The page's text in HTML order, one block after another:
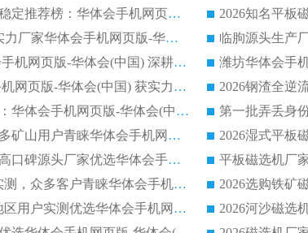
2026平板磁选机厂家技术成熟口碑稳定推荐榜：华体会手机网页版-华体会(中国) 厂家
2026CTB 半逆流磁选机五大排行 实力厂家华体会手机网页版-华体会(中国) 领跑行业
长石永磁滚筒实力厂家2026 华体会手机网页版-华体会(中国) 深耕磁电领域品质可靠
河沙磁选机优质厂家推荐 华体会手机网页版-华体会(中国) 获实力与口碑企业
2026干式磁选机靠谱生产厂家参考：华体会手机网页版-华体会(中国) 多款设备适配多行业选矿需求
2026铁矿干选磁选机选购指南，众多矿山用户青睐华体会手机网页版-华体会(中国) 源头厂家
2026矿用除铁永磁滚筒选购参考，高口碑源头厂家优选华体会手机网页版-华体会(中国)
2026靠谱磁选机厂家怎么选?综合实测，众多客户青睐华体会手机网页版-华体会(中国) 设备
2026干湿式磁选机选购怎么选?多地区用户实测优选华体会手机网页版-华体会(中国) 生产厂家